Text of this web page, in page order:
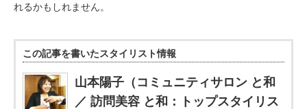
れるかもしれません。
この記事を書いたスタイリスト情報
山本陽子（コミュニティサロン と和
／ 訪問美容 と和：トップスタイリス